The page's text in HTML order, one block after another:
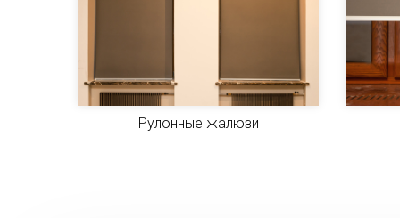
Рулонные жалюзи